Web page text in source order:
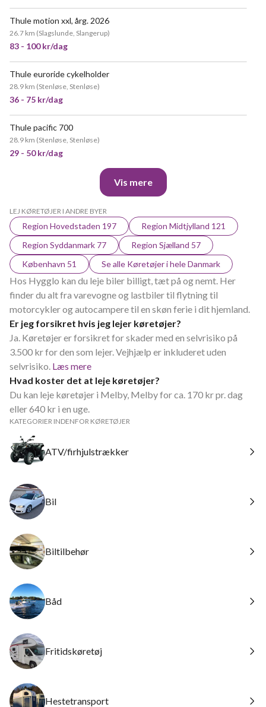
Thule motion xxl, årg. 2026
26.7 km (Slagslunde, Slangerup)
83 - 100 kr/dag
Thule euroride cykelholder
28.9 km (Stenløse, Stenløse)
36 - 75 kr/dag
Thule pacific 700
28.9 km (Stenløse, Stenløse)
29 - 50 kr/dag
Vis mere
LEJ KØRETØJER I ANDRE BYER
Region Hovedstaden 197
Region Midtjylland 121
Region Syddanmark 77
Region Sjælland 57
København 51
Se alle Køretøjer i hele Danmark
Hos Hygglo kan du leje biler billigt, tæt på og nemt. Her
finder du alt fra varevogne og lastbiler til flytning til
motorcykler og autocampere til en skøn ferie i dit hjemland.
Er jeg forsikret hvis jeg lejer køretøjer?
Ja. Køretøjer er forsikret for skader med en selvrisiko på
3.500 kr for den som lejer. Vejhjælp er inkluderet uden
selvrisiko. Læs mere
Hvad koster det at leje køretøjer?
Du kan leje køretøjer i Melby, Melby for ca. 170 kr pr. dag
eller 640 kr i en uge.
KATEGORIER INDENFOR KØRETØJER
ATV/firhjulstrækker
Bil
Biltilbehør
Båd
Fritidskøretøj
Hestetransport